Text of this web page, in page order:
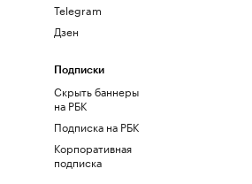
Telegram
Дзен
Подписки
Скрыть баннеры
на РБК
Подписка на РБК
Корпоративная
подписка